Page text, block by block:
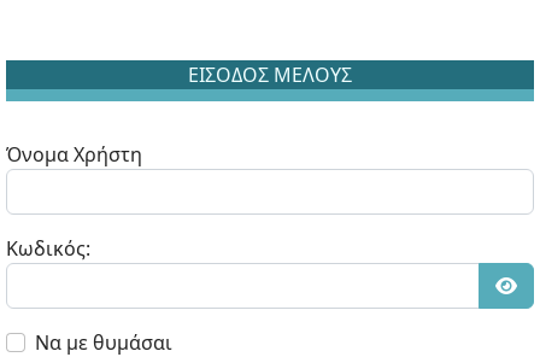
ΕΙΣΟΔΟΣ ΜΕΛΟΥΣ
Όνομα Χρήστη
Κωδικός:
Να με θυμάσαι